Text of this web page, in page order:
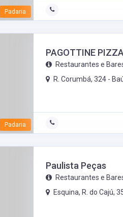
Padaria
Padaria
PAGOTTINE
Restaurantes e
R. Corumbá, 324 -
Paulista Peças
Restaurantes e
Esquina, R. do Cajú,